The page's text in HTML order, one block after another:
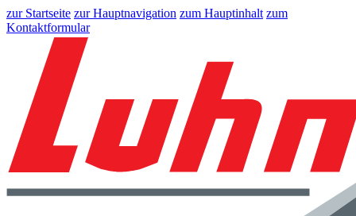
zur Startseite zur Hauptnavigation zum Hauptinhalt zum
Kontaktformular